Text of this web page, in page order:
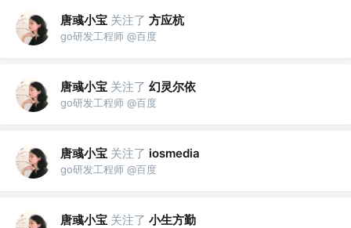
唐彧小宝 关注了 方应杭
go研发工程师 @百度
唐彧小宝 关注了 幻灵尔依
go研发工程师 @百度
唐彧小宝 关注了 iosmedia
go研发工程师 @百度
唐彧小宝 关注了 小生方勤